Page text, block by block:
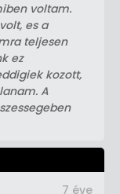
voltam.
es a
teljesen
ez
kozott,
A
7 éve